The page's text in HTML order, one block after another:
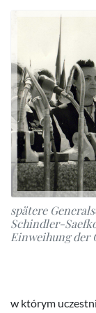
spätere
Schindler-
Einweihung der
w którym